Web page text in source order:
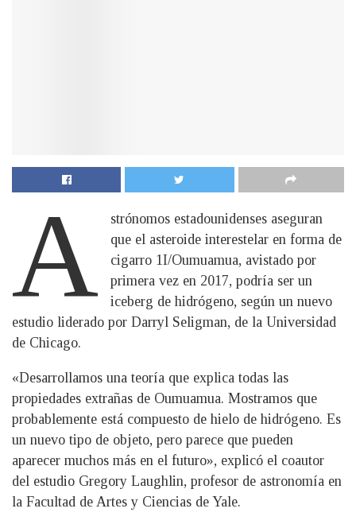
A
strónomos estadounidenses aseguran
que el asteroide interestelar en forma de
cigarro 1I/Oumuamua, avistado por
primera vez en 2017, podría ser un
iceberg de hidrógeno, según un nuevo
estudio liderado por Darryl Seligman, de la Universidad
de Chicago.
«Desarrollamos una teoría que explica todas las
propiedades extrañas de Oumuamua. Mostramos que
probablemente está compuesto de hielo de hidrógeno. Es
un nuevo tipo de objeto, pero parece que pueden
aparecer muchos más en el futuro», explicó el coautor
del estudio Gregory Laughlin, profesor de astronomía en
la Facultad de Artes y Ciencias de Yale.